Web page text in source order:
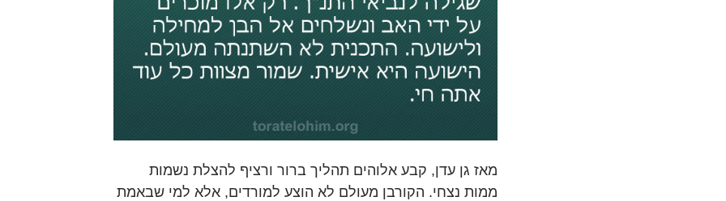
מאז גן עדן, קבע אלוהים תהליך ברור ורציף להצלת נשמות
ממות נצחי. הקורבן מעולם לא הוצע למורדים, אלא למי שבאמת